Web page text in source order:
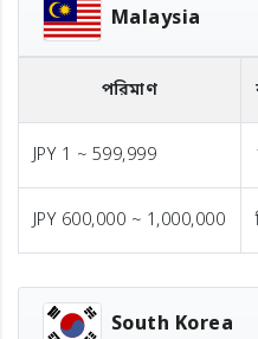
Malaysia
পরিমাণ
JPY 1 ~ 599,999
JPY 600,000 ~ 1,000,000
South Korea